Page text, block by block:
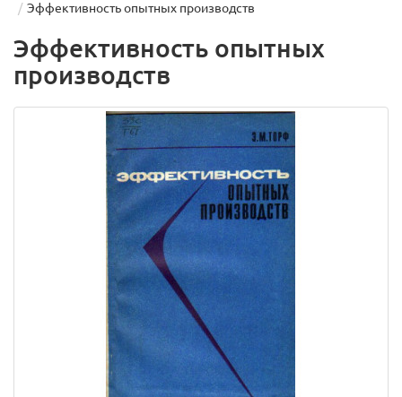
Эффективность опытных производств
Эффективность опытных
производств